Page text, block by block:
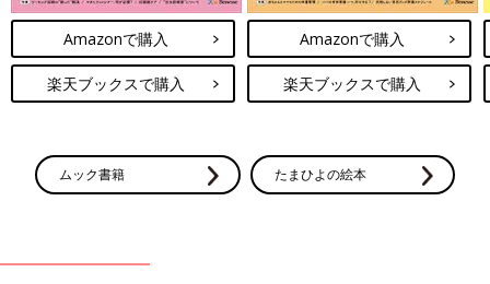
Amazonで購入
楽天ブックスで購入
Amazonで購入
楽天ブックスで購入
ムック書籍 たまひよの絵本